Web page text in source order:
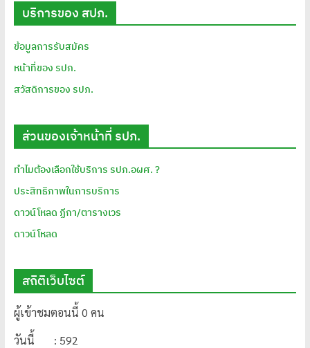
บริการของ สปภ.
ข้อมูลการรับสมัคร
หน้าที่ของ รปภ.
สวัสดิการของ รปภ.
ส่วนของเจ้าหน้าที่ รปภ.
ทำไมต้องเลือกใช้บริการ รปภ.อผศ. ?
ประสิทธิภาพในการบริการ
ดาวน์โหลด ฏีกา/ตารางเวร
ดาวน์โหลด
สถิติเว็บไซต์
ผู้เข้าชมตอนนี้ 0 คน
วันนี้ : 592